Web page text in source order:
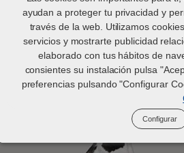
ayudan a proteger tu privacidad y
través de la web. Utilizamos
servicios y mostrarte publicidad
elaborado con tus hábitos de
consientes su instalación pulsa
preferencias pulsando "Configurar
Configurar